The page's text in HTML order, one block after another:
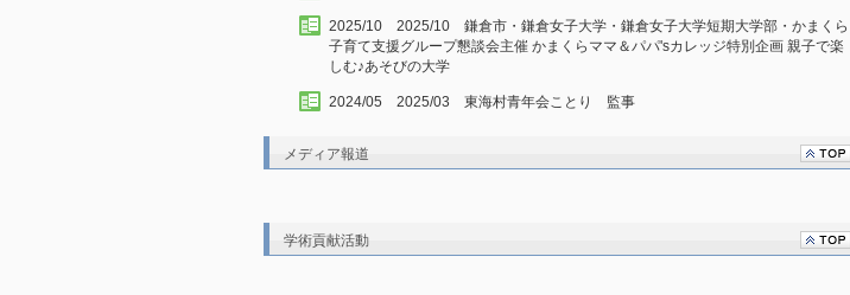
2025/10 2025/10 鎌倉市・鎌倉女子大学・鎌倉女子大学短期大学部・かまくら
子育て支援グループ懇談会主催 かまくらママ＆パパ'sカレッジ特別企画 親子で楽
しむ♪あそびの大学
2024/05 2025/03 東海村青年会ことり 監事
メディア報道
学術貢献活動